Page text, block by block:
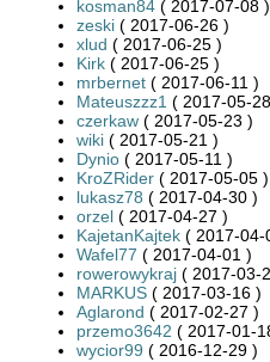
kosman84 ( 2017-07-08 )
zeski ( 2017-06-26 )
xlud ( 2017-06-25 )
Kirk ( 2017-06-25 )
mrbernet ( 2017-06-11 )
Mateuszzz1 ( 2017-05-
czerkaw ( 2017-05-23 )
wiki ( 2017-05-21 )
Dynio ( 2017-05-11 )
KroZRider ( 2017-05-05 )
lukasz78 ( 2017-04-30 )
orzel ( 2017-04-27 )
KajetanKajtek ( 2017-04-
Wafel77 ( 2017-04-01 )
rowerowykraj ( 2017-03-
MARKUS ( 2017-03-16 )
Aglarond ( 2017-02-27 )
przemo3642 ( 2017-01-
wycior99 ( 2016-12-29 )